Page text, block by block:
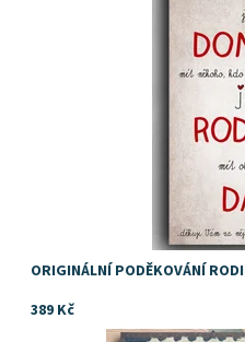
ORIGINÁLNÍ PODĚKOVÁNÍ
389 Kč
Super - originální dárek k